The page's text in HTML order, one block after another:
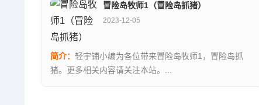
冒险岛牧师1（冒险岛抓猪）
2023-12-05
简介： 轻宇铺小编为各位带来冒险岛牧师1，冒险岛抓
猪。更多相关内容请关注本站。...